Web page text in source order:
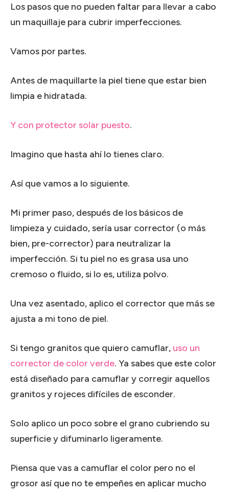
Los pasos que no pueden faltar para llevar a cabo
un maquillaje para cubrir imperfecciones.
Vamos por partes.
Antes de maquillarte la piel tiene que estar bien
limpia e hidratada.
Y con protector solar puesto.
Imagino que hasta ahí lo tienes claro.
Así que vamos a lo siguiente.
Mi primer paso, después de los básicos de
limpieza y cuidado, sería usar corrector (o más
bien, pre-corrector) para neutralizar la
imperfección. Si tu piel no es grasa usa uno
cremoso o fluido, si lo es, utiliza polvo.
Una vez asentado, aplico el corrector que más se
ajusta a mi tono de piel.
Si tengo granitos que quiero camuflar, uso un
corrector de color verde. Ya sabes que este color
está diseñado para camuflar y corregir aquellos
granitos y rojeces difíciles de esconder.
Solo aplico un poco sobre el grano cubriendo su
superficie y difuminarlo ligeramente.
Piensa que vas a camuflar el color pero no el
grosor así que no te empeñes en aplicar mucho